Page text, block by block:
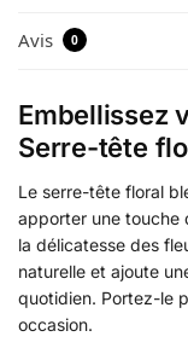
Avis 0
Embellissez
Serre-tête
Le serre-tête floral
apporter une touche
la délicatesse des
naturelle et ajoute
quotidien. Portez-le
occasion.